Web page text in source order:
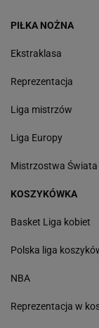
PIŁKA NOŻNA
Ekstraklasa
Reprezentacja
Liga mistrzów
Liga Europy
Mistrzostwa Świata
KOSZYKÓWKA
Basket Liga kobiet
Polska liga
NBA
Reprezentacja w